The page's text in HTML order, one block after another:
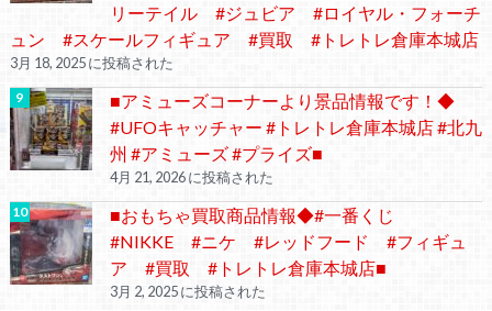
リーテイル #ジュビア #ロイヤル・フォーチ
ュン #スケールフィギュア #買取 #トレトレ倉庫本城店
3月 18, 2025 に投稿された
■アミューズコーナーより景品情報です！◆
#UFOキャッチャー #トレトレ倉庫本城店 #北九
州 #アミューズ #プライズ■
4月 21, 2026 に投稿された
■おもちゃ買取商品情報◆#一番くじ
#NIKKE #ニケ #レッドフード #フィギュ
ア #買取 #トレトレ倉庫本城店■
3月 2, 2025 に投稿された